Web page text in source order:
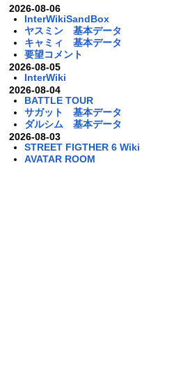
2026-08-06
InterWikiSandBox
ヤスミン 基本データ
キャミィ 基本データ
要望コメント
2026-08-05
InterWiki
2026-08-04
BATTLE TOUR
サガット 基本データ
ダルシム 基本データ
2026-08-03
STREET FIGTHER 6 Wiki
AVATAR ROOM